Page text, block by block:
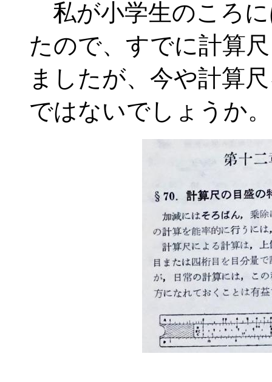
私が小学生のころ
たので、すでに計算
ましたが、今や計算
ではないでしょうか。